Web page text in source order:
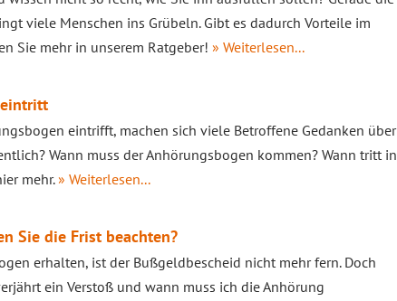
viele Menschen ins Grübeln. Gibt es dadurch Vorteile im
Sie mehr in unserem Ratgeber! » Weiterlesen...
eintritt
eintrifft, machen sich viele Betroffene Gedanken über
Wann muss der Anhörungsbogen kommen? Wann tritt in
mehr.» Weiterlesen...
Sie die Frist beachten?
erhalten, ist der Bußgeldbescheid nicht mehr fern. Doch
ein Verstoß und wann muss ich die Anhörung